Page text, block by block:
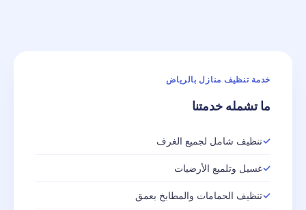
خدمة تنظيف منازل بالرياض
ما تشمله خدمتنا
تنظيف شامل لجميع الغرف
غسيل وتلميع الأرضيات
تنظيف الحمامات والمطابخ بعمق